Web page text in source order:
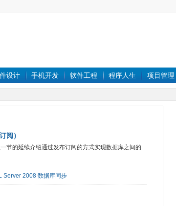
设计 手机开发 软件工程 程序人生 项目管理
阅）
节的延续介绍通过发布订阅的方式实现数据库之间的
Server 2008 数据库同步